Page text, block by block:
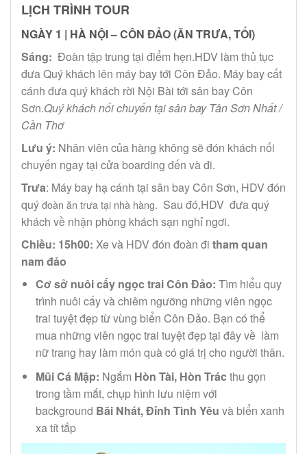
LỊCH TRÌNH TOUR
NGÀY 1 | HÀ NỘI – CÔN ĐẢO (ĂN TRƯA, TỐI)
Sáng: Đoàn tập trung tại điểm hẹn.HDV làm thủ tục
đưa Quý khách lên máy bay tới Côn Đảo. Máy bay cất
cánh đưa quý khách rời Nội Bài tới sân bay Côn
Sơn.Quý khách nối chuyến tại sân bay Tân Sơn Nhất /
Cần Thơ
Lưu ý: Nhân viên của hàng không sẽ đón khách nối
chuyến ngay tại cửa boarding đến và đi.
Trưa: Máy bay hạ cánh tại sân bay Côn Sơn, HDV đón
quýđoàn ăn trưa tại nhà hàng. Sau đó,HDV đưa quý
khách về nhận phòng khách sạn nghỉ ngơi.
Chiều: 15h00: Xe và HDV đón đoàn đi tham quan
nam đảo
Cơ sở nuôi cấy ngọc trai Côn Đảo: Tìm hiểu quy
trình nuôi cấy và chiêm ngưỡng những viên ngọc
trai tuyệt đẹp từ vùng biển Côn Đảo. Bạn có thể
mua những viên ngọc trai tuyệt đẹp tại đây về làm
nữ trang hay làm món quà có giá trị cho người thân.
Mũi Cá Mập: Ngắm Hòn Tài, Hòn Trác thu gọn
trong tầm mắt, chụp hình lưu niệm với
background Bãi Nhát, Đỉnh Tình Yêu và biển xanh
xa tít tắp